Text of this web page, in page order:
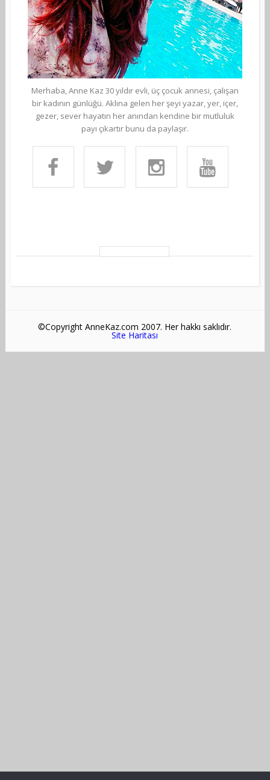
Merhaba, Anne Kaz 30 yıldır evli, üç çocuk annesi, çalışan
bir kadının günlüğü. Aklına gelen her şeyi yazar, yer, içer,
gezer, sever hayatın her anından kendine bir mutluluk
payı çıkartır bunu da paylaşır.
©Copyright AnneKaz.com 2007. Her hakkı saklıdır.
Site Haritası